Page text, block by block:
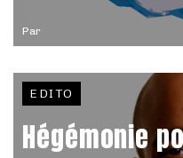
Par
EDITO
Hégémonie